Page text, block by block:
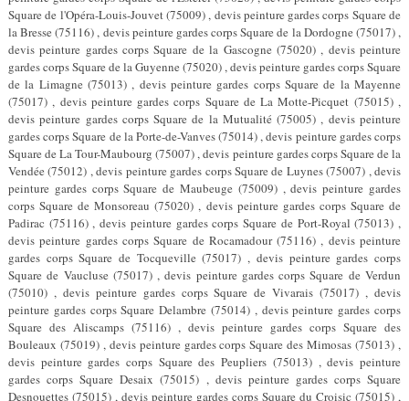
Square de l'Opéra-Louis-Jouvet (75009) , devis peinture gardes corps Square de
la Bresse (75116) , devis peinture gardes corps Square de la Dordogne (75017) ,
devis peinture gardes corps Square de la Gascogne (75020) , devis peinture
gardes corps Square de la Guyenne (75020) , devis peinture gardes corps Square
de la Limagne (75013) , devis peinture gardes corps Square de la Mayenne
(75017) , devis peinture gardes corps Square de La Motte-Picquet (75015) ,
devis peinture gardes corps Square de la Mutualité (75005) , devis peinture
gardes corps Square de la Porte-de-Vanves (75014) , devis peinture gardes corps
Square de La Tour-Maubourg (75007) , devis peinture gardes corps Square de la
Vendée (75012) , devis peinture gardes corps Square de Luynes (75007) , devis
peinture gardes corps Square de Maubeuge (75009) , devis peinture gardes
corps Square de Monsoreau (75020) , devis peinture gardes corps Square de
Padirac (75116) , devis peinture gardes corps Square de Port-Royal (75013) ,
devis peinture gardes corps Square de Rocamadour (75116) , devis peinture
gardes corps Square de Tocqueville (75017) , devis peinture gardes corps
Square de Vaucluse (75017) , devis peinture gardes corps Square de Verdun
(75010) , devis peinture gardes corps Square de Vivarais (75017) , devis
peinture gardes corps Square Delambre (75014) , devis peinture gardes corps
Square des Aliscamps (75116) , devis peinture gardes corps Square des
Bouleaux (75019) , devis peinture gardes corps Square des Mimosas (75013) ,
devis peinture gardes corps Square des Peupliers (75013) , devis peinture
gardes corps Square Desaix (75015) , devis peinture gardes corps Square
Desnouettes (75015) , devis peinture gardes corps Square du Croisic (75015) ,